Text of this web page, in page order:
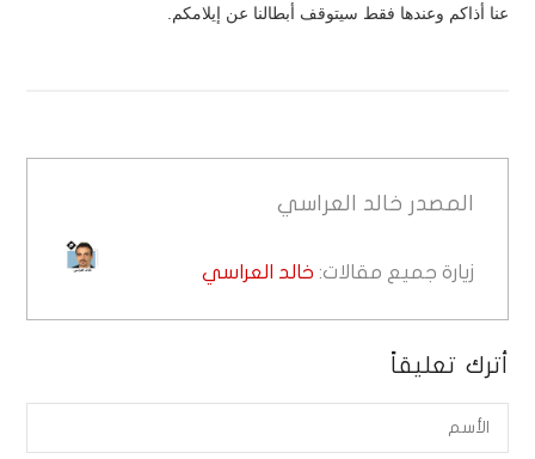
عنا أذاكم وعندها فقط سيتوقف أبطالنا عن إيلامكم.
المصدر خالد العراسي
زيارة جميع مقالات: خالد العراسي
أترك تعليقاً